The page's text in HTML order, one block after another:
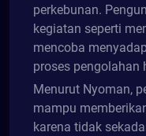
perkebunan.
kegiatan seperti
mencoba
proses pengolahan
Menurut Nyoman,
mampu
karena tidak